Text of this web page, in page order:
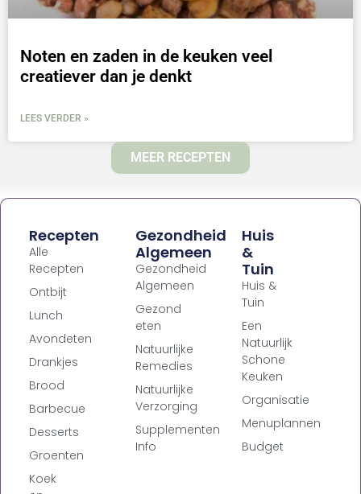
Noten en zaden in de keuken veel
creatiever dan je denkt
LEES VERDER »
MEER RECEPTEN
Recepten
Alle
Recepten
Ontbijt
Lunch
Avondeten
Drankjes
Brood
Barbecue
Desserts
Groenten
Koek
Gezondheid
Algemeen
Gezondheid
Algemeen
Gezond
eten
Natuurlijke
Remedies
Natuurlijke
Verzorging
Supplementen
Info
Huis
&
Tuin
Huis &
Tuin
Een
Natuurlijk
Schone
Keuken
Organisatie
Menuplannen
Budget